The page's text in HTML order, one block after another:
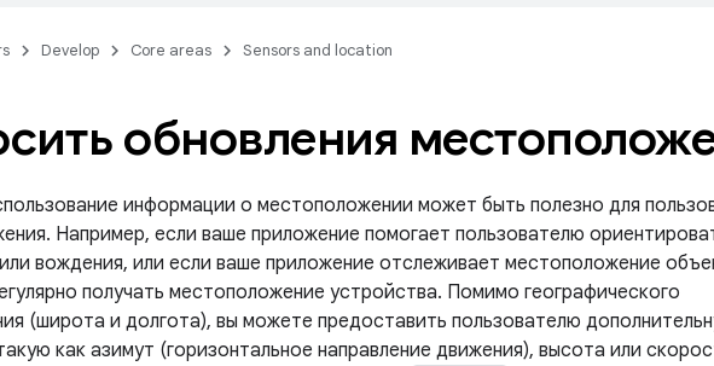
Develop Core areas Sensors and location
обновления
информации о местоположении может быть полезно для
Например, если ваше приложение помогает пользователю
вождения, или если ваше приложение отслеживает местоположение
получать местоположение устройства. Помимо географического
(широта и долгота), вы можете предоставить пользователю
​​как азимут (горизонтальное направление движения), высота или